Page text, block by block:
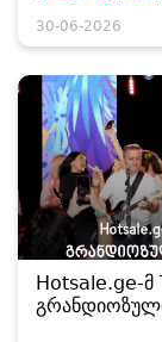
30-06-2026
Hotsale.ge-მ